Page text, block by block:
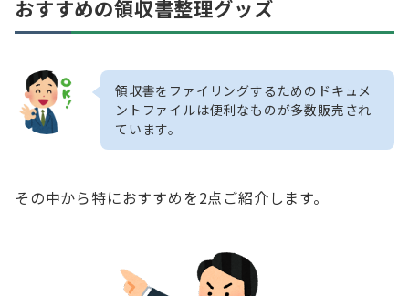
おすすめの領収書整理グッズ
領収書をファイリングするためのドキュメ
ントファイルは便利なものが多数販売され
ています。
その中から特におすすめを2点ご紹介します。